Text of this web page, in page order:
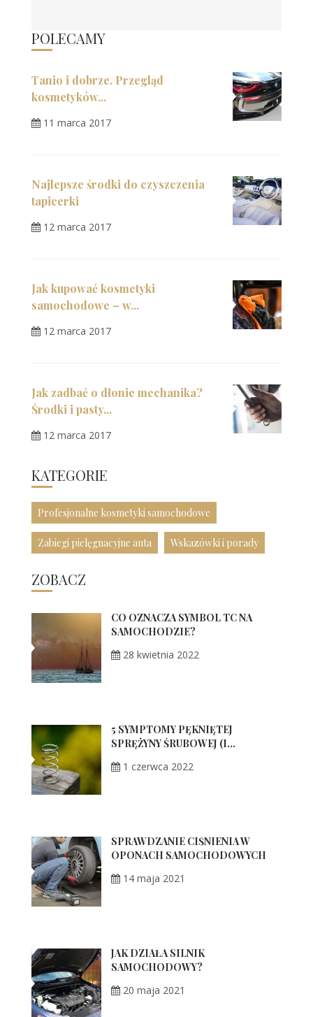
POLECAMY
Tanio i dobrze. Przegląd
kosmetyków...
11 marca 2017
Najlepsze środki do czyszczenia
tapicerki
12 marca 2017
Jak kupować kosmetyki
samochodowe – w...
12 marca 2017
Jak zadbać o dłonie mechanika?
Środki i pasty...
12 marca 2017
KATEGORIE
Profesjonalne kosmetyki samochodowe
Zabiegi pielęgnacyjne auta Wskazówki i porady
ZOBACZ
CO OZNACZA SYMBOL TC NA
SAMOCHODZIE?
28 kwietnia 2022
5 SYMPTOMY PĘKNIĘTEJ
SPRĘŻYNY ŚRUBOWEJ (I...
1 czerwca 2022
SPRAWDZANIE CIŚNIENIA W
OPONACH SAMOCHODOWYCH
14 maja 2021
JAK DZIAŁA SILNIK
SAMOCHODOWY?
20 maja 2021